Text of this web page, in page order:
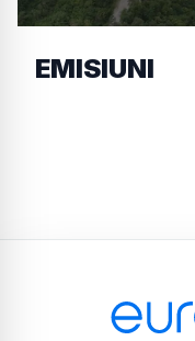
EMISIUNI